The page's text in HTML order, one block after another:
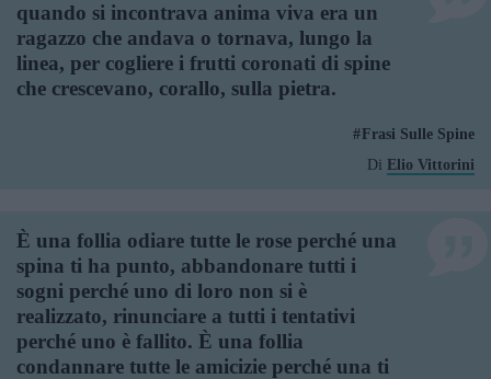
quando si incontrava anima viva era un
ragazzo che andava o tornava, lungo la
linea, per cogliere i frutti coronati di spine
che crescevano, corallo, sulla pietra.
Frasi Sulle Spine
Di Elio Vittorini
È una follia odiare tutte le rose perché una
spina ti ha punto, abbandonare tutti i
sogni perché uno di loro non si è
realizzato, rinunciare a tutti i tentativi
perché uno è fallito. È una follia
condannare tutte le amicizie perché una ti